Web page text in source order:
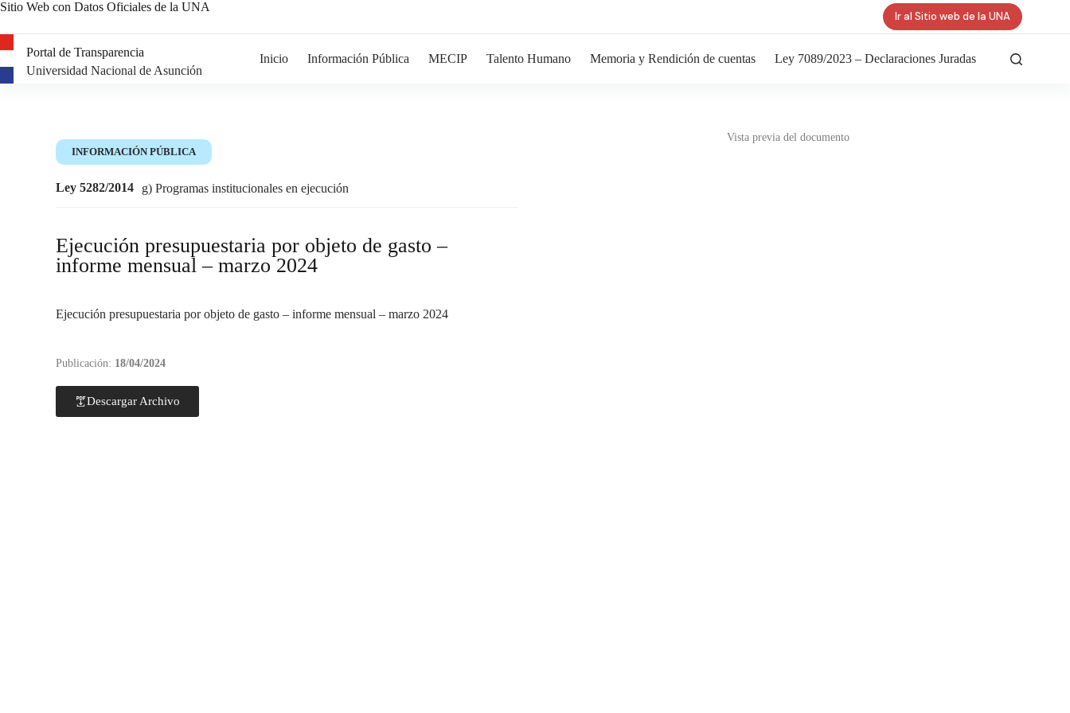
Sitio Web con Datos Oficiales de la UNA
Ir al Sitio web de la UNA
Portal de Transparencia
Universidad Nacional de Asunción
Inicio Información Pública MECIP Talento Humano Memoria y Rendición de cuentas Ley 7089/2023 – Declaraciones Juradas
INFORMACIÓN PÚBLICA
Ley 5282/2014 g) Programas institucionales en ejecución
Ejecución presupuestaria por objeto de gasto –
informe mensual – marzo 2024
Ejecución presupuestaria por objeto de gasto – informe mensual – marzo 2024
Publicación: 18/04/2024
Descargar Archivo
Vista previa del documento